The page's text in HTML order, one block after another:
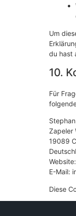
Um
du hast
10.
Für
Zapeler
19089
Website:
E-Mail:
Diese